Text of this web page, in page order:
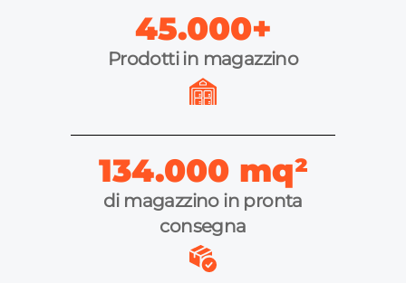
45.000+
Prodotti in magazzino
134.000 mq²
di magazzino in pronta
consegna